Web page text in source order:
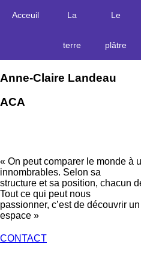
Acceuil La
terre
Le
plâtre
Anne-Claire Landeau
ACA
« On peut comparer le monde à
innombrables. Selon sa
structure et sa position, chacun
Tout ce qui peut nous
passionner, c’est de découvrir
espace »
CONTACT